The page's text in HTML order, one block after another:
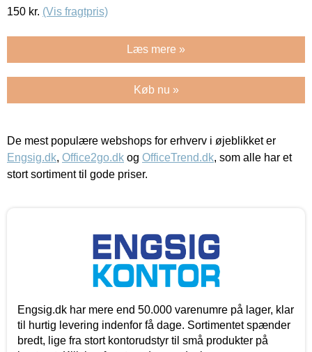
150 kr. (Vis fragtpris)
Læs mere »
Køb nu »
De mest populære webshops for erhverv i øjeblikket er
Engsig.dk, Office2go.dk og OfficeTrend.dk, som alle har et
stort sortiment til gode priser.
Engsig.dk har mere end 50.000 varenumre på lager, klar
til hurtig levering indenfor få dage. Sortimentet spænder
bredt, lige fra stort kontorudstyr til små produkter på